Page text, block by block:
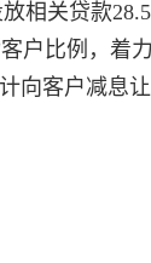
相关贷款
户比例，着
向客户减息让